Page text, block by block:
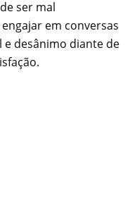
ser mal
em conversas
desânimo diante de